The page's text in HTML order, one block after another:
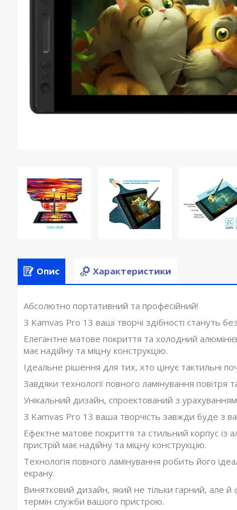
Опис Характеристики
Абсолютно портативний та професійний!
З Kamvas Pro 13 ваші творчі здібності стануть
Елегантне матове покриття та холодний
має надійну та міцну конструкцію.
Ідеальне рішення для тих, хто цінує тактильні
Завдяки технології повного ламінування
Унікальний дизайн, спроектований з
З Kamvas Pro 13 ваша творчість завжди буде з
Ефектне матове покриття та стильний корпус із
пристрій має надійну та міцну конструкцію.
Технологія повного ламінування робить його
екрану.
Винятковий дизайн, який не тільки гарний, але
термін служби вашого пристрою.